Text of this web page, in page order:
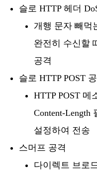
슬로 HTTP 헤더
개행 문자 빼먹
완전히 수신할
공격
슬로 HTTP POST
HTTP POST 메
Content-Length
설정하여 전송
스머프 공격
다이렉트 브로